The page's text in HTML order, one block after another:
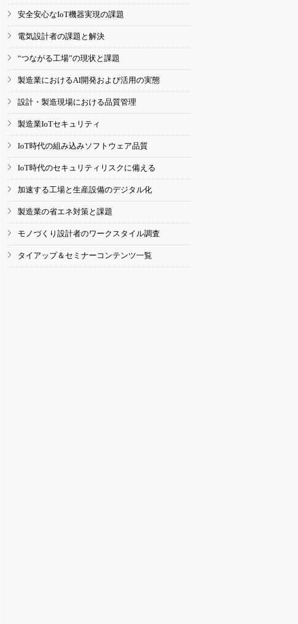
安全安心なIoT機器実現の課題
電気設計者の課題と解決
“つながる工場”の現状と課題
製造業におけるAI開発および活用の実態
設計・製造現場における品質管理
製造業IoTセキュリティ
IoT時代の組み込みソフトウェア品質
IoT時代のセキュリティリスクに備える
加速する工場と生産設備のデジタル化
製造業の省エネ対策と課題
モノづくり設計者のワークスタイル調査
タイアップ＆セミナーコンテンツ一覧